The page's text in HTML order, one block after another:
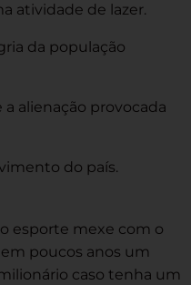
atividade de lazer.
da população
alienação provocada
do país.
esporte mexe com o
poucos anos um
caso tenha um